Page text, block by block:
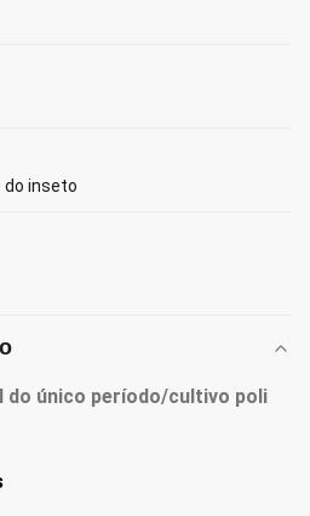
do inseto
do único período/cultivo poli